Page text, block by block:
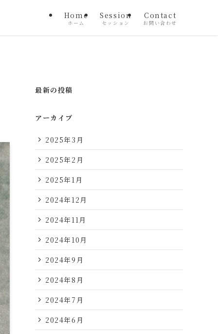
Home
ホーム
Session
セッション
Contact
お問い合わせ
最新の投稿
アーカイブ
2025年3月
2025年2月
2025年1月
2024年12月
2024年11月
2024年10月
2024年9月
2024年8月
2024年7月
2024年6月